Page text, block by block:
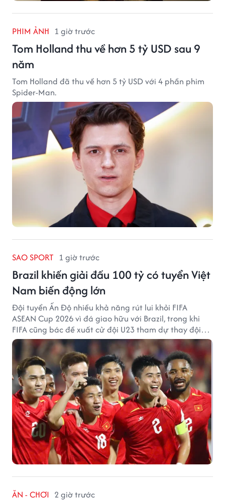
PHIM ẢNH 1 giờ trước
Tom Holland thu về hơn 5 tỷ USD sau 9
năm
Tom Holland đã thu về hơn 5 tỷ USD với 4 phần phim
Spider-Man.
SAO SPORT 1 giờ trước
Brazil khiến giải đấu 100 tỷ có tuyển Việt
Nam biến động lớn
Đội tuyển Ấn Độ nhiều khả năng rút lui khỏi FIFA
ASEAN Cup 2026 vì đá giao hữu với Brazil, trong khi
FIFA cũng bác đề xuất cử đội U23 tham dự thay đội
tuyển quốc gia.
ĂN - CHƠI 2 giờ trước